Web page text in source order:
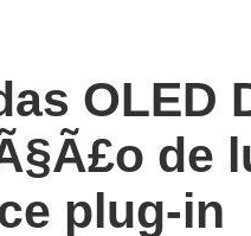
OLED
de
plug-in